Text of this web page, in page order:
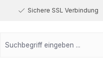
Sichere SSL Verbindung